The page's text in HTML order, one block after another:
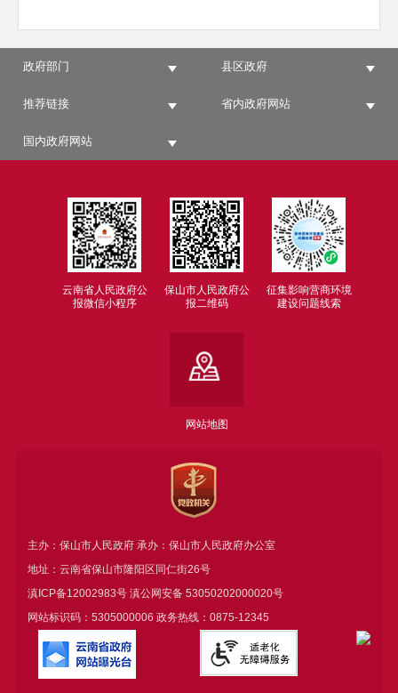
政府部门 县区政府
推荐链接 省内政府网站
国内政府网站
云南省人民政府公
报微信小程序
保山市人民政府公
报二维码
征集影响营商环境
建设问题线索
网站地图
主办：保山市人民政府 承办：保山市人民政府办公室
地址：云南省保山市隆阳区同仁街26号
滇ICP备12002983号滇公网安备 53050202000020号
网站标识码：5305000006 政务热线：0875-12345